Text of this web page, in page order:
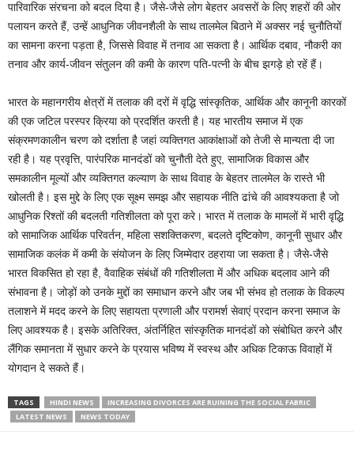
पारिवारिक संरचना को बदल दिया है। जैसे-जैसे लोग बेहतर अवसरों के लिए शहरों की ओर
पलायन करते हैं, उन्हें आधुनिक जीवनशैली के साथ तालमेल बिठाने में अक्सर नई चुनौतियों
का सामना करना पड़ता है, जिससे विवाह में तनाव आ सकता है। आर्थिक दबाव, नौकरी का
तनाव और कार्य-जीवन संतुलन की कमी के कारण पति-पत्नी के बीच झगड़े हो रहें हैं।
भारत के महानगरीय क्षेत्रों में तलाक की दरों में वृद्धि सांस्कृतिक, आर्थिक और कानूनी कारकों
की एक जटिल परस्पर क्रिया को प्रदर्शित करती है। यह भारतीय समाज में एक
संक्रमणकालीन चरण को दर्शाता है जहां व्यक्तिगत आकांक्षाओं को तेजी से मान्यता दी जा
रही है। यह प्रवृत्ति, पारंपरिक मानदंडों को चुनौती देते हुए, सामाजिक विकास और
समकालीन मूल्यों और व्यक्तिगत कल्याण के साथ विवाह के बेहतर तालमेल के रास्ते भी
खोलती है। इस मुद्दे के लिए एक सूक्ष्म समझ और सहायक नीति ढांचे की आवश्यकता है जो
आधुनिक रिश्तों की बदलती गतिशीलता को पूरा करे। भारत में तलाक के मामलों में भारी वृद्धि
को सामाजिक आर्थिक परिवर्तन, महिला सशक्तिकरण, बदलते दृष्टिकोण, कानूनी सुधार और
सामाजिक कलंक में कमी के संयोजन के लिए जिम्मेदार ठहराया जा सकता है। जैसे-जैसे
भारत विकसित हो रहा है, वैवाहिक संबंधों की गतिशीलता में और अधिक बदलाव आने की
संभावना है। जोड़ों को उनके मुद्दों का समाधान करने और जब भी संभव हो तलाक के विकल्प
तलाशने में मदद करने के लिए सहायता प्रणाली और परामर्श सेवाएं प्रदान करना समाज के
लिए आवश्यक है। इसके अतिरिक्त, अंतर्निहित सांस्कृतिक मानदंडों को संबोधित करने और
लैंगिक समानता में सुधार करने के प्रयास भविष्य में स्वस्थ और अधिक टिकाऊ विवाहों में
योगदान दे सकते हैं।
TAGS HINDI NEWS
INCREASING DIVORCES ARE RUINING THE SOCIAL FABRIC
LATEST NEWS
NEWS TODAY